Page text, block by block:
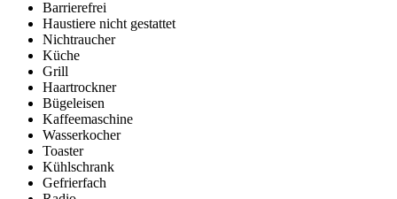
Barrierefrei
Haustiere nicht gestattet
Nichtraucher
Küche
Grill
Haartrockner
Bügeleisen
Kaffeemaschine
Wasserkocher
Toaster
Kühlschrank
Gefrierfach